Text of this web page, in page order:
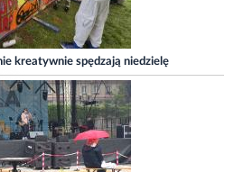
kreatywnie spędzają niedzielę